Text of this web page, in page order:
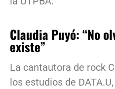
Claudia Puyó: “No
existe”
La cantautora de rock
los estudios de